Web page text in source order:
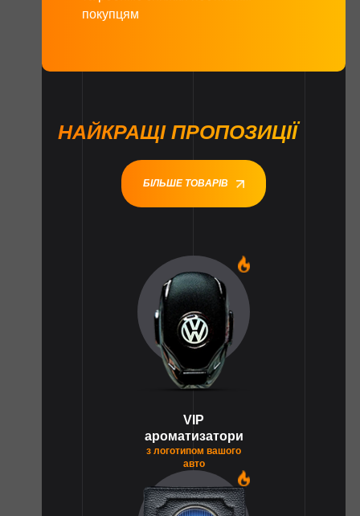
покупцям
НАЙКРАЩІ ПРОПОЗИЦІЇ
БІЛЬШЕ ТОВАРІВ
VIP
ароматизатори
з логотипом вашого
авто